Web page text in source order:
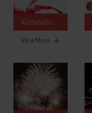
Καπνογόνα & Βεγγαλικά
View More